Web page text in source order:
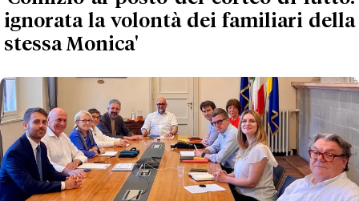
ignorata la volontà dei familiari della
stessa Monica'